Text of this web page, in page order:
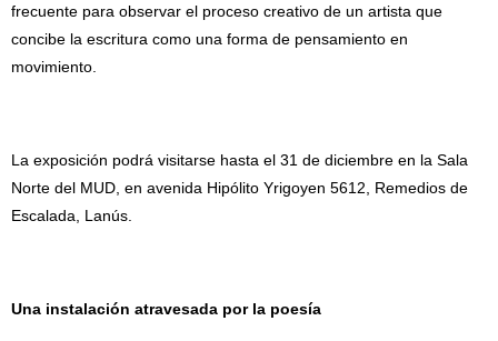
frecuente para observar el proceso creativo de un artista que
concibe la escritura como una forma de pensamiento en
movimiento.
La exposición podrá visitarse hasta el 31 de diciembre en la Sala
Norte del MUD, en avenida Hipólito Yrigoyen 5612, Remedios de
Escalada, Lanús.
Una instalación atravesada por la poesía